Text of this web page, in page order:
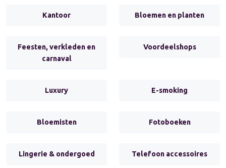
Kantoor Bloemen en planten
Feesten, verkleden en
carnaval
Voordeelshops
Luxury E-smoking
Bloemisten Fotoboeken
Lingerie & ondergoed Telefoon accessoires